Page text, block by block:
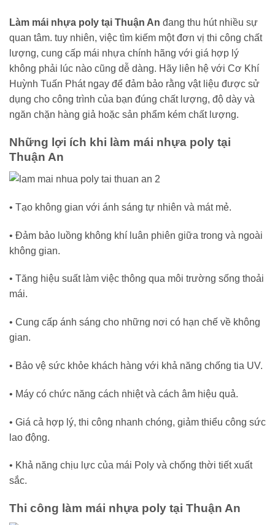
Làm mái nhựa poly tại Thuận An đang thu hút nhiều sự
quan tâm. tuy nhiên, việc tìm kiếm một đơn vị thi công chất
lượng, cung cấp mái nhựa chính hãng với giá hợp lý
không phải lúc nào cũng dễ dàng. Hãy liên hệ với Cơ Khí
Huỳnh Tuấn Phát ngay để đảm bảo rằng vật liệu được sử
dụng cho công trình của bạn đúng chất lượng, độ dày và
ngăn chặn hàng giả hoặc sản phẩm kém chất lượng.
Những lợi ích khi làm mái nhựa poly tại
Thuận An
• Tạo không gian với ánh sáng tự nhiên và mát mẻ.
• Đảm bảo luồng không khí luân phiên giữa trong và ngoài
không gian.
• Tăng hiệu suất làm việc thông qua môi trường sống thoải
mái.
• Cung cấp ánh sáng cho những nơi có hạn chế về không
gian.
• Bảo vệ sức khỏe khách hàng với khả năng chống tia UV.
• Máy có chức năng cách nhiệt và cách âm hiệu quả.
• Giá cả hợp lý, thi công nhanh chóng, giảm thiểu công sức
lao động.
• Khả năng chịu lực của mái Poly và chống thời tiết xuất
sắc.
Thi công làm mái nhựa poly tại Thuận An